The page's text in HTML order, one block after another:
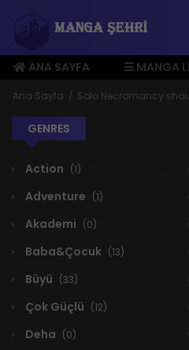
ANA SAYFA
MANGA
ÜYE MENÜSÜ
Ana Sayfa Solo Necromancy
GENRES
Action (1)
Adventure (1)
Akademi (0)
Baba&Çocuk (13)
Büyü (33)
Çok Güçlü (12)
Deha (0)